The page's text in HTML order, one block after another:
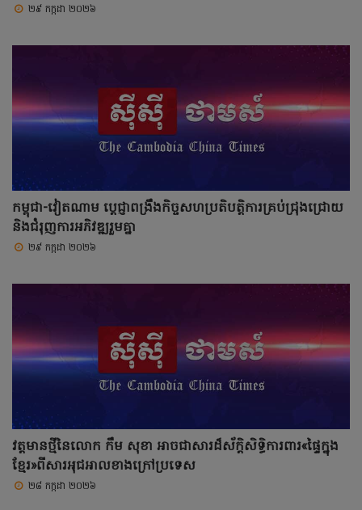
២៩ កក្កដា ២០២៦
កម្ពុជា-វៀតណាម ប្តេជ្ញាពង្រឹងកិច្ចសហប្រតិបត្តិការគ្រប់ជ្រុងជ្រោយ
និងជំរុញការអភិវឌ្ឍរួមគ្នា
២៩ កក្កដា ២០២៦
វត្តមានថ្មីនៃលោក កឹម សុខា អាចជាសារដ៏ស័ក្តិសិទ្ធិការពារ«ផ្ទៃក្នុង
ខ្មែរ»ពីសារអុជអាលខាងក្រៅប្រទេស
២៨ កក្កដា ២០២៦